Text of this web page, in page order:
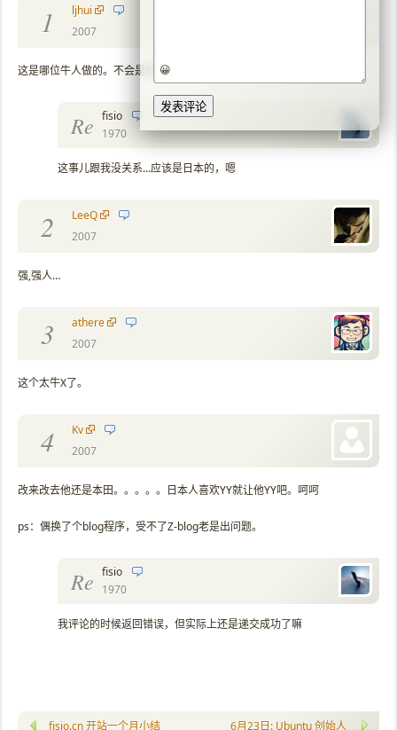
😀
1
ljhui
2007
这是哪位牛人做的。不会是你吧！^_^
Re fisio
1970
这事儿跟我没关系…应该是日本的，嗯
2
LeeQ
2007
强,强人…
3
athere
2007
这个太牛X了。
4
Kv
2007
改来改去他还是本田。。。。。日本人喜欢YY就让他YY吧。呵呵
ps：偶换了个blog程序，受不了Z-blog老是出问题。
Re fisio
1970
我评论的时候返回错误，但实际上还是递交成功了嘛
fisio.cn 开站一个月小结 6月23日: Ubuntu 创始人 Mark